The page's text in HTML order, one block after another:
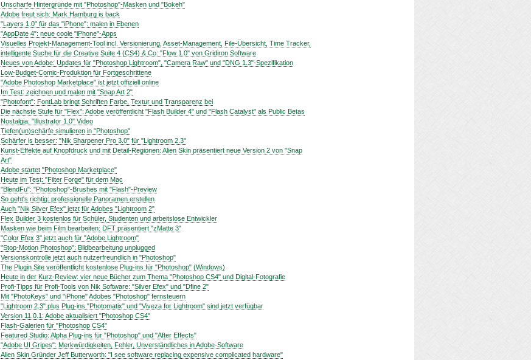
Unscharfe Hintergründe mit "Photoshop"-Masken und "Bokeh"
Adobe freut sich: Mark Hamburg is back
"Layers 1.0" für das "iPhone": malen in Ebenen
"AppDate 4": neue coole "iPhone"-Apps
Visuelles Projekt-Management-Tool incl. Versionierung, Asset-Management, File-Übersicht, Time Tracker,
intelligente Suche für die Creative Suite 4 (CS4) & Co: "Flow 1.0" von Gridiron Software
Neues von Adobe: Updates für "Photoshop Lightroom", "Camera Raw" und "DNG 1.3"-Spezifikation
Low-Budget-Comic-Produktion für Fortgeschrittene
"Adobe Photoshop Marketplace" ist jetzt offiziell online
Im Test: zeichnen und malen mit "Snap Art 2"
"Photofont": FontLab bringt Schriften Farbe, Textur und Transparenz bei
Die nächste Stufe für "Flex": Adobe veröffentlicht "Flash Builder 4" und "Flash Catalyst" als Public Betas
Nostalgia: "Illustrator 1.0" Video
Tiefen(un)schärfe simulieren in "Photoshop"
Schärfer is besser: "Nik Sharpener Pro 3.0" für "Lightroom 2.3"
Kunst-Effekte auf Knopfdruck und mit Detail-Regionen: Alien Skin präsentiert neue Version 2 von "Snap
Art"
Adobe startet "Photoshop Marketplace"
Heute im Test: "Filter Forge" für dem Mac
"BlendFu": "Photoshop"-Brushes mit "Flash"-Preview
So geht's richtig: professionelle Panoramen erstellen
Auch "Nik Silver Efex" jetzt für Adobes "Lightroom 2"
Flex Builder 3 kostenlos für Schüler, Studenten und arbeitslose Entwickler
Masken wie beim Film bearbeiten: DFT präsentiert "zMatte 3"
"Color Efex 3" jetzt auch für "Adobe Lightroom"
"Stop-Motion Photoshop": Bildbearbeitung unplugged
Versionskontrolle jetzt auch nutzerfreundlich in "Photoshop"
The Plugin Site veröffentlicht kostenlose Plug-ins für "Photoshop" (Windows)
Heute in der Kurz-Review: vier neue Bücher zum Thema "Photoshop CS4" und Digital-Fotografie
Profi-Tipps für Profi-Tools von Nik Software: "Silver Efex" und "Dfine 2"
Mit "PhotoKeys" und "iPhone" Adobes "Photoshop" fernsteuern
"Lightroom 2.3" plus Plug-ins "Photomatix" und "Viveza for Lightroom" sind jetzt verfügbar
Version 11.0.1: Adobe aktualisiert "Photoshop CS4"
Flash-Galerien für "Photoshop CS4"
Featured Studio: Alpha Plug-ins für "Photoshop" und "After Effects"
"Adobe UI Gripes": Merkwürdigkeiten, Fehler, Unverständliches in Adobe-Software
Alien Skin Gründer Jeff Butterworth: "I see software replacing expensive complicated hardware"